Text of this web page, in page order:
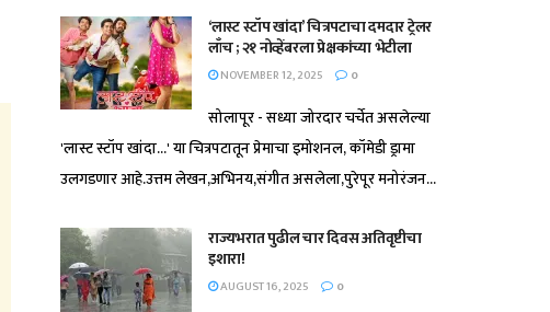
‘लास्ट स्टॉप खांदा’ चित्रपटाचा दमदार ट्रेलर
लाँच ; २१ नोव्हेंबरला प्रेक्षकांच्या भेटीला
NOVEMBER 12, 2025 0
सोलापूर - सध्या जोरदार चर्चेत असलेल्या
'लास्ट स्टॉप खांदा...' या चित्रपटातून प्रेमाचा इमोशनल, कॉमेडी ड्रामा
उलगडणार आहे.उत्तम लेखन,अभिनय,संगीत असलेला,पुरेपूर मनोरंजन...
राज्यभरात पुढील चार दिवस अतिवृष्टीचा
इशारा!
AUGUST 16, 2025 0